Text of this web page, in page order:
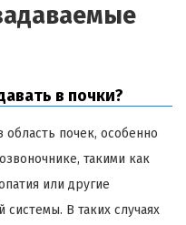
в почки?
почек, особенно
такими как
или другие
системы. В таких случаях